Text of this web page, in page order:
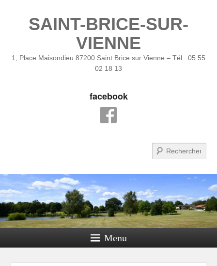
SAINT-BRICE-SUR-
VIENNE
1, Place Maisondieu 87200 Saint Brice sur Vienne – Tél : 05 55
02 18 13
facebook
Menu